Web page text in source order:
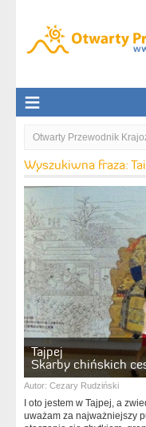
Otwarty Przewodnik
Wyszukiwna fraza:
Tajpej
Skarby chińskich
Autor: Cezary Rudziński
I oto jestem w Tajpej, a
uważam za najważniejszy